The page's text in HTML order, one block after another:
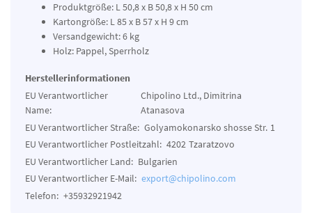
Produktgröße: L 50,8 x B 50,8 x H 50 cm
Kartongröße: L 85 x B 57 x H 9 cm
Versandgewicht: 6 kg
Holz: Pappel, Sperrholz
Herstellerinformationen
EU Verantwortlicher
Name:
Chipolino Ltd., Dimitrina
Atanasova
EU Verantwortlicher Straße: Golyamokonarsko shosse Str. 1
EU Verantwortlicher Postleitzahl: 4202 Tzaratzovo
EU Verantwortlicher Land: Bulgarien
EU Verantwortlicher E-Mail: export@chipolino.com
Telefon: +35932921942